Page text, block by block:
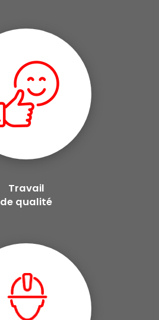
Travail
de qualité